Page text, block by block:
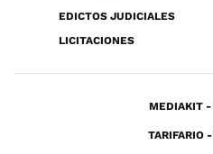
EDICTOS JUDICIALES
LICITACIONES
MEDIAKIT
TARIFARIO